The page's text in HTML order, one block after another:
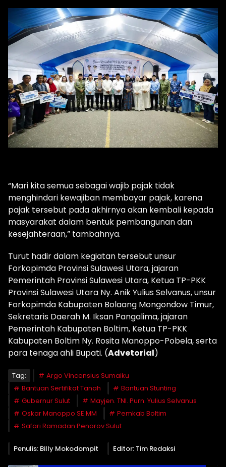
“Mari kita semua sebagai wajib pajak tidak
menghindari kewajiban membayar pajak, karena
pajak tersebut pada akhirnya akan kembali kepada
masyarakat dalam bentuk pembangunan dan
kesejahteraan,” tambahnya.
Turut hadir dalam kegiatan tersebut unsur
Forkopimda Provinsi Sulawesi Utara, jajaran
Pemerintah Provinsi Sulawesi Utara, Ketua TP-PKK
Provinsi Sulawesi Utara Ny. Anik Yulius Selvanus, unsur
Forkopimda Kabupaten Bolaang Mongondow Timur,
Sekretaris Daerah M. Iksan Pangalima, jajaran
Pemerintah Kabupaten Boltim, Ketua TP-PKK
Kabupaten Boltim Ny. Rosita Manoppo-Pobela, serta
para tenaga ahli Bupati. (Advetorial)
Tag:
Argo Vincensius Sumaiku
Bantuan Sertifikat Tanah
Bantuan Stunting
Gubernur Sulut
Mayjen. TNI. Purn. Yulius Selvanus
Oskar Manoppo SE MM
Pemkab Boltim
Safari Ramadan Penorov Sulut
Penulis: Billy Mokodompit Editor: Tim Redaksi